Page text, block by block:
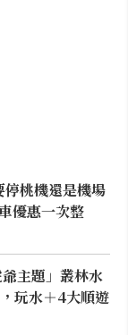
桃機還是機場
優惠一次整
主題」叢林水
玩水＋4大順遊